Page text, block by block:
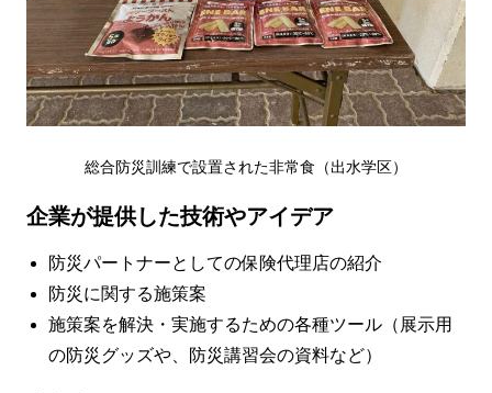
総合防災訓練で設置された非常食（出水学区）
企業が提供した技術やアイデア
防災パートナーとしての保険代理店の紹介
防災に関する施策案
施策案を解決・実施するための各種ツール（展示用
の防災グッズや、防災講習会の資料など）